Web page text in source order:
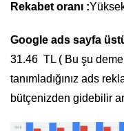
Rekabet oranı :
Google ads sayfa
31.46 TL ( Bu şu
tanımladığınız ads
bütçenizden gidebilir